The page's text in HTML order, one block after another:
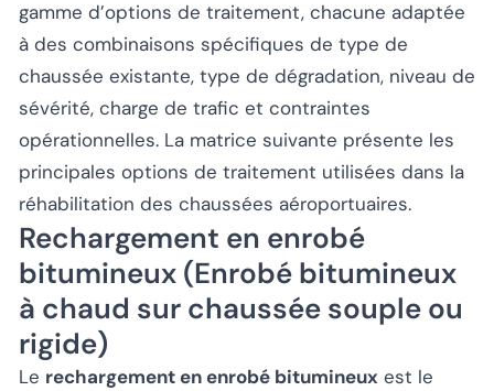
gamme d’options de traitement, chacune adaptée
à des combinaisons spécifiques de type de
chaussée existante, type de dégradation, niveau de
sévérité, charge de trafic et contraintes
opérationnelles. La matrice suivante présente les
principales options de traitement utilisées dans la
réhabilitation des chaussées aéroportuaires.
Rechargement en enrobé
bitumineux (Enrobé bitumineux
à chaud sur chaussée souple ou
rigide)
Le rechargement en enrobé bitumineux est le